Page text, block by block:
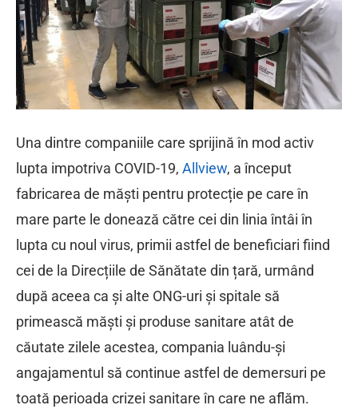
Una dintre companiile care sprijină în mod activ
lupta impotriva COVID-19, Allview, a început
fabricarea de măști pentru protecție pe care în
mare parte le donează către cei din linia întâi în
lupta cu noul virus, primii astfel de beneficiari fiind
cei de la Direcțiile de Sănătate din țară, urmând
după aceea ca și alte ONG-uri și spitale să
primească măști și produse sanitare atât de
căutate zilele acestea, compania luându-și
angajamentul să continue astfel de demersuri pe
toată perioada crizei sanitare în care ne aflăm.